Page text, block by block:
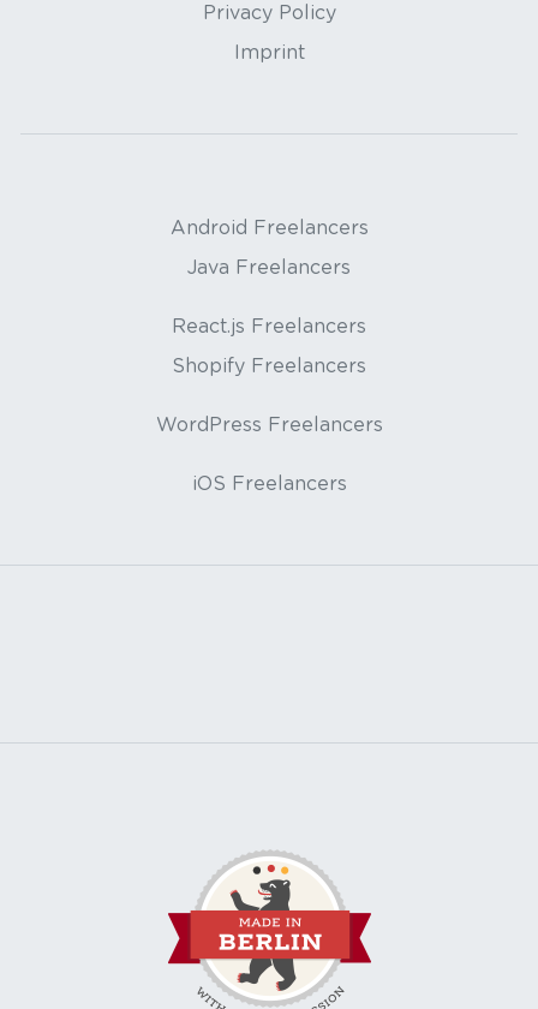
Privacy Policy
Imprint
Android Freelancers
Java Freelancers
React.js Freelancers
Shopify Freelancers
WordPress Freelancers
iOS Freelancers